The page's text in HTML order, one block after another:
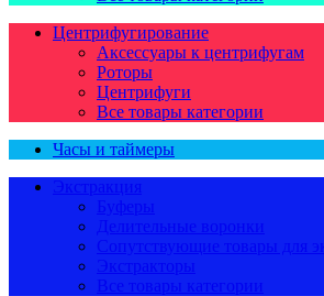
Центрифугирование
Аксессуары к центрифугам
Роторы
Центрифуги
Все товары категории
Часы и таймеры
Экстракция
Буферы
Делительные воронки
Сопутствующие товары для
Экстракторы
Все товары категории